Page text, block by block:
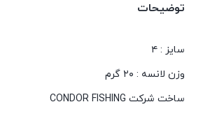
توضیحات
سایز : ۴
وزن لانسه : ۲۰ گرم
ساخت شرکت CONDOR FISHING